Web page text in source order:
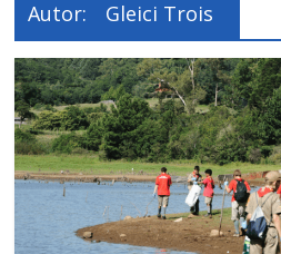
Autor: Gleici Trois